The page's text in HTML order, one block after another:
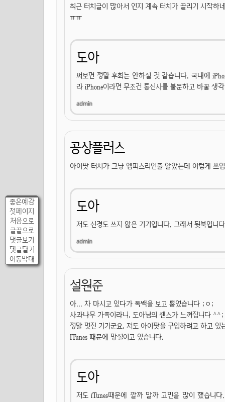
좋은예감
첫페이지
처음으로
글끝으로
댓글보기
댓글달기
이동막대
최근 터치글이 많아서 인지 계속 터치가 끌리기 시작하
ㅠㅠ
도아
써보면 정말 후회는 안하실 것 같습니다. 국내에
라 iPhone이라면 무조건 통신사를 불문하고 바꿀 생
공상플러스
아이팟 터치가 그냥 엠피스리인줄 알았는데 이렇게 쓰
도아
저도 신경도 쓰지 않은 기기입니다. 그래서 뒷북입니
설원준
아... 차 마시고 있다가 독백을 보고 뿜었습니다 ;ㅇ;
사과나무 가족이라니, 도아님의 센스가 느껴집니다 ^^;
정말 멋진 기기군요, 저도 아이팟을 구입하려고 하고 있
ITunes 때문에 망설이고 있습니다.
도아
저도 iTunes때문에 깔까 말까 고민을 많이 했습니